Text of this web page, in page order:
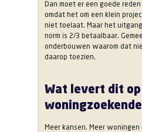
Dan moet er een goede
omdat het om een klein
niet toelaat. Maar het
norm is 2/3 betaalbaar.
onderbouwen waarom dat
daarop toezien.
Wat levert dit
Meer kansen. Meer